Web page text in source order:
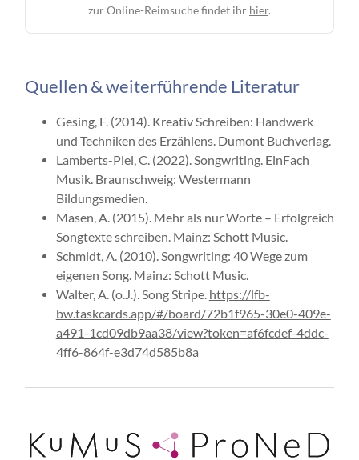
zur Online-Reimsuche findet ihr hier.
Quellen & weiterführende Literatur
Gesing, F. (2014). Kreativ Schreiben: Handwerk
und Techniken des Erzählens. Dumont Buchverlag.
Lamberts-Piel, C. (2022). Songwriting. EinFach
Musik. Braunschweig: Westermann
Bildungsmedien.
Masen, A. (2015). Mehr als nur Worte – Erfolgreich
Songtexte schreiben. Mainz: Schott Music.
Schmidt, A. (2010). Songwriting: 40 Wege zum
eigenen Song. Mainz: Schott Music.
Walter, A. (o.J.). Song Stripe. https://lfb-
bw.taskcards.app/#/board/72b1f965-30e0-409e-
a491-1cd09db9aa38/view?token=af6fcdef-4ddc-
4ff6-864f-e3d74d585b8a